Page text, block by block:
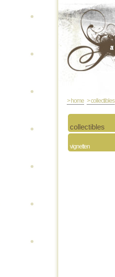
> home > collectibles
collectibles
vignetten